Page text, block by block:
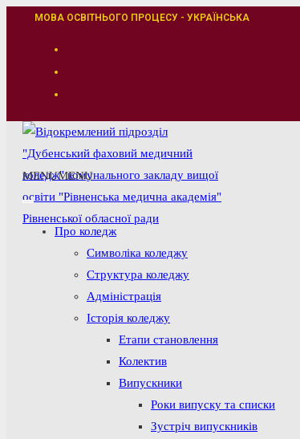
ПерейтиМОВА ОСВІТНЬОГО ПРОЦЕСУ - УКРАЇНСЬКА
MENUMENU
Про коледж
Символіка коледжу
Структура коледжу
Адміністрація
Історія коледжу
Етапи становлення
Колектив
Випускники
Роки випуску та списки
Зустріч випускників